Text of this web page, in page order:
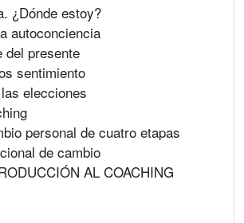
¿Dónde estoy?
autoconciencia
del presente
sentimiento
elecciones
personal de cuatro etapas
de cambio
AL COACHING